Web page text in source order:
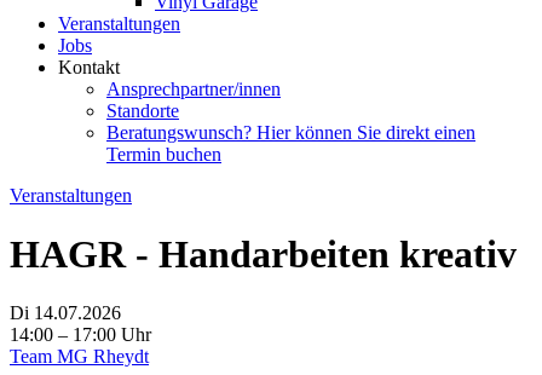
Veranstaltungen
Jobs
Kontakt
Ansprechpartner/innen
Standorte
Beratungswunsch? Hier können Sie direkt einen
Termin buchen
Veranstaltungen
HAGR - Handarbeiten kreativ
Di 14.07.2026
14:00 – 17:00 Uhr
Team MG Rheydt